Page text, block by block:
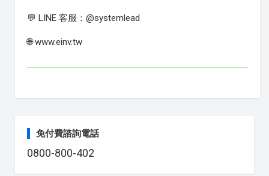
💬 LINE 客服：@systemlead
🌐 www.einv.tw
免付費諮詢電話
0800-800-402